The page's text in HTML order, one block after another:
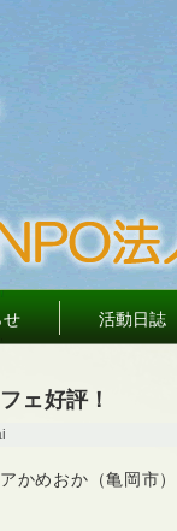
せ 活動日誌
ェ好評！
かめおか（亀岡市